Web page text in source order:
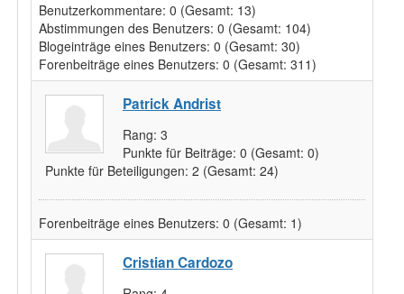
Benutzerkommentare: 0 (Gesamt: 13)
Abstimmungen des Benutzers: 0 (Gesamt: 104)
Blogeinträge eines Benutzers: 0 (Gesamt: 30)
Forenbeiträge eines Benutzers: 0 (Gesamt: 311)
Patrick Andrist
Rang: 3
Punkte für Beiträge: 0 (Gesamt: 0)
Punkte für Beteiligungen: 2 (Gesamt: 24)
Forenbeiträge eines Benutzers: 0 (Gesamt: 1)
Cristian Cardozo